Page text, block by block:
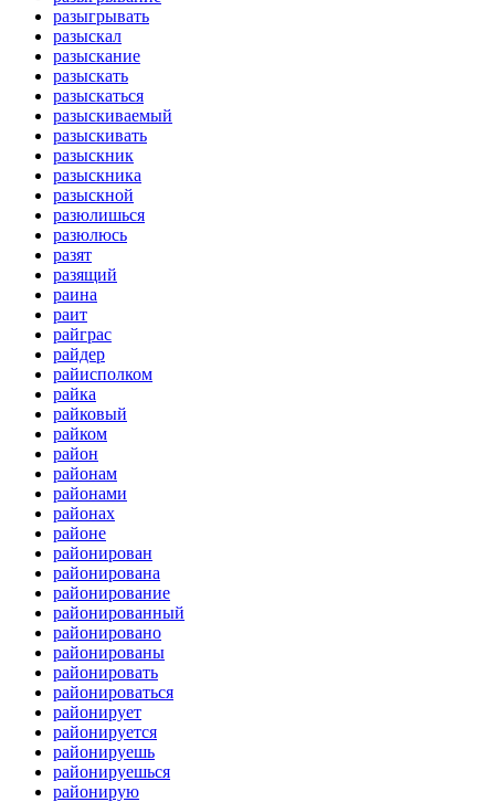
разыгрывать
разыскал
разыскание
разыскать
разыскаться
разыскиваемый
разыскивать
разыскник
разыскника
разыскной
разюлишься
разюлюсь
разят
разящий
раина
раит
райграс
райдер
райисполком
райка
райковый
райком
район
районам
районами
районах
районе
районирован
районирована
районирование
районированный
районировано
районированы
районировать
районироваться
районирует
районируется
районируешь
районируешься
районирую